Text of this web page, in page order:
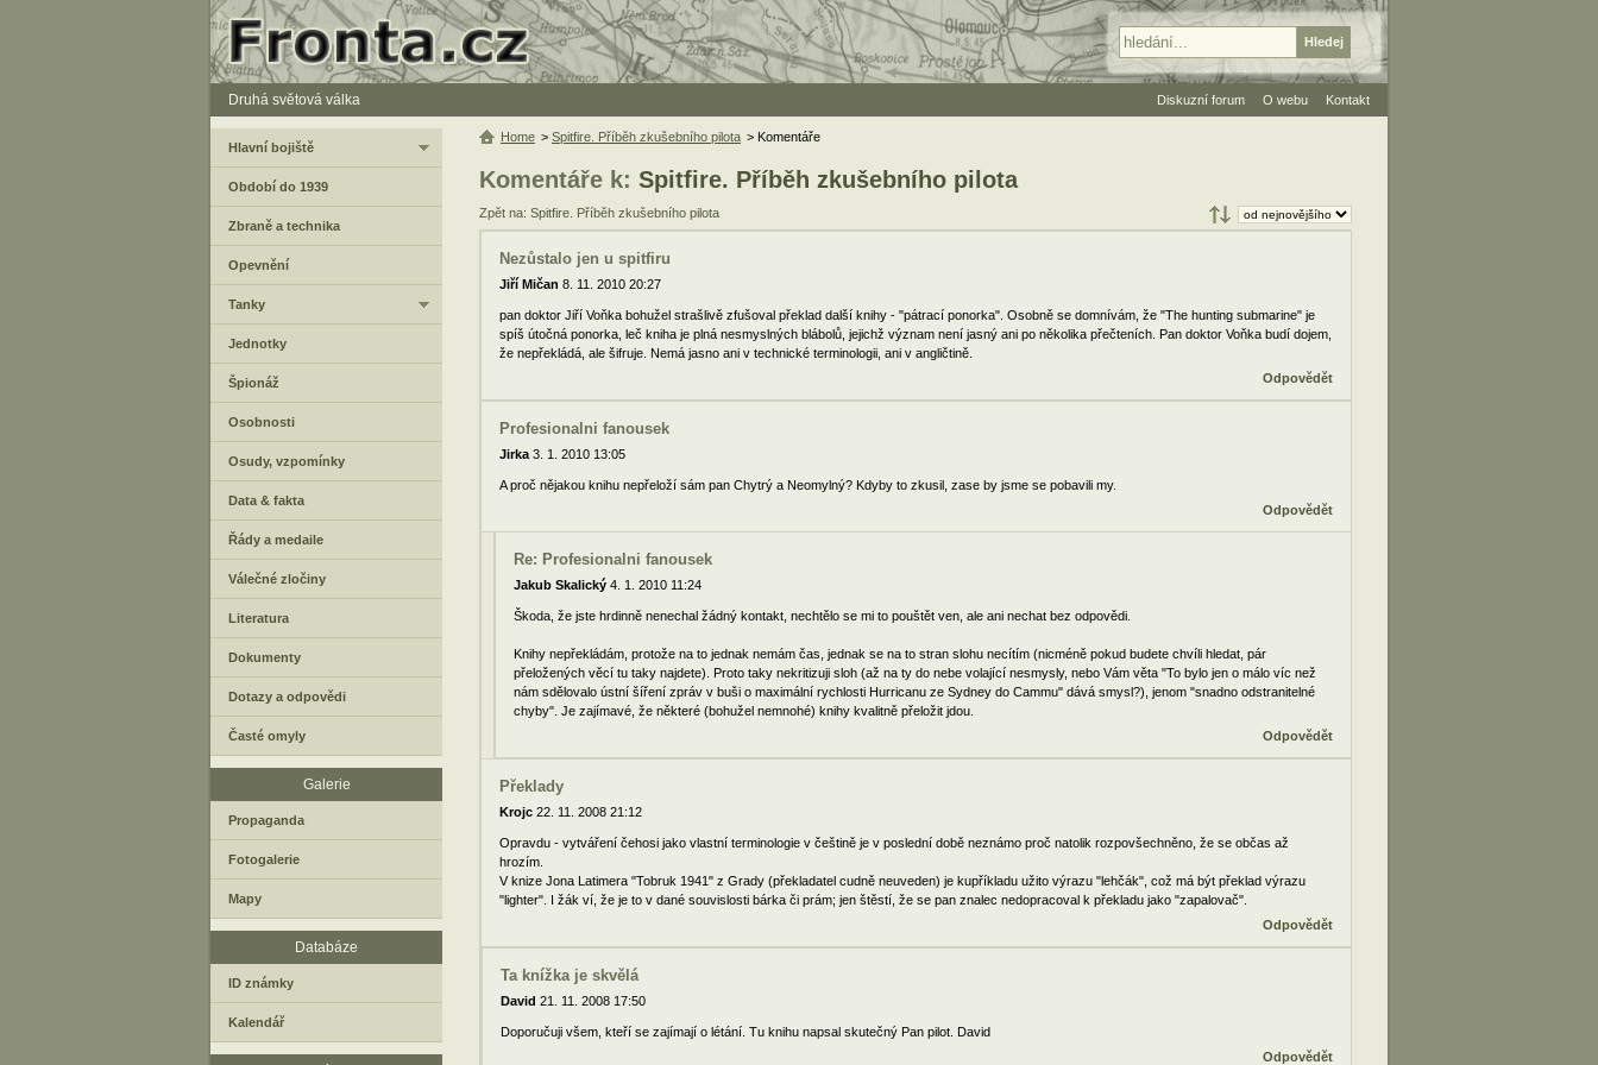
Druhá světová válka
Komentáře k: Spitfire. Příběh zkušebního pilota
Zpět na: Spitfire. Příběh zkušebního pilota
Nezůstalo jen u spitfiru
Jiří Mičan 8. 11. 2010 20:27
pan doktor Jiří Voňka bohužel strašlivě zfušoval překlad další knihy - "pátrací ponorka". Osobně se domnívám, že "The hunting submarine" je
spíš útočná ponorka, leč kniha je plná nesmyslných blábolů, jejichž význam není jasný ani po několika přečteních. Pan doktor Voňka budí dojem,
že nepřekládá, ale šifruje. Nemá jasno ani v technické terminologii, ani v angličtině.
Odpovědět
Profesionalni fanousek
Jirka 3. 1. 2010 13:05
A proč nějakou knihu nepřeloží sám pan Chytrý a Neomylný? Kdyby to zkusil, zase by jsme se pobavili my.
Odpovědět
Re: Profesionalni fanousek
Jakub Skalický 4. 1. 2010 11:24
Škoda, že jste hrdinně nenechal žádný kontakt, nechtělo se mi to pouštět ven, ale ani nechat bez odpovědi.
Knihy nepřekládám, protože na to jednak nemám čas, jednak se na to stran slohu necítím (nicméně pokud budete chvíli hledat, pár
přeložených věcí tu taky najdete). Proto taky nekritizuji sloh (až na ty do nebe volající nesmysly, nebo Vám věta "To bylo jen o málo víc než
nám sdělovalo ústní šíření zpráv v buši o maximální rychlosti Hurricanu ze Sydney do Cammu" dává smysl?), jenom "snadno odstranitelné
chyby". Je zajímavé, že některé (bohužel nemnohé) knihy kvalitně přeložit jdou.
Odpovědět
Překlady
Krojc 22. 11. 2008 21:12
Opravdu - vytváření čehosi jako vlastní terminologie v češtině je v poslední době neznámo proč natolik rozpovšechněno, že se občas až
hrozím.
V knize Jona Latimera "Tobruk 1941" z Grady (překladatel cudně neuveden) je kupříkladu užito výrazu "lehčák", což má být překlad výrazu
"lighter". I žák ví, že je to v dané souvislosti bárka či prám; jen štěstí, že se pan znalec nedopracoval k překladu jako "zapalovač".
Odpovědět
Ta knížka je skvělá
David 21. 11. 2008 17:50
Doporučuji všem, kteří se zajímají o létání. Tu knihu napsal skutečný Pan pilot. David
Odpovědět
Home > Spitfire. Příběh zkušebního pilota > Komentáře
Hlavní bojiště
Období do 1939
Zbraně a technika
Opevnění
Tanky
Jednotky
Špionáž
Osobnosti
Osudy, vzpomínky
Data & fakta
Řády a medaile
Válečné zločiny
Literatura
Dokumenty
Dotazy a odpovědi
Časté omyly
Galerie
Propaganda
Fotogalerie
Mapy
Databáze
ID známky
Kalendář
Diskuzní forum O webu Kontakt